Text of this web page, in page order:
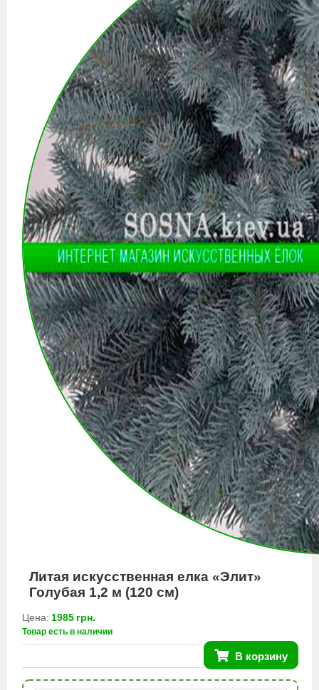
Литая искусственная елка «Элит»
Голубая 1,2 м (120 см)
Цена: 1985 грн.
Товар есть в наличии
В корзину